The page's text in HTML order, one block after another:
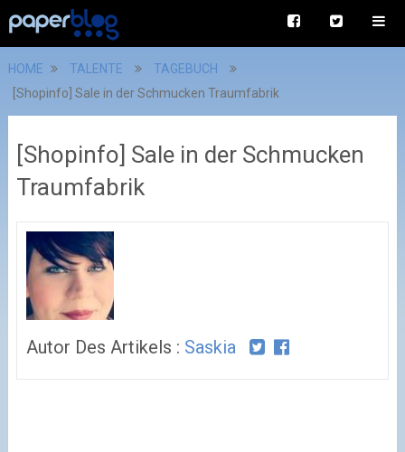
HOME TALENTE
TAGEBUCH
[Shopinfo] Sale in der Schmucken Traumfabrik
[Shopinfo] Sale in der Schmucken
Traumfabrik
Autor Des Artikels : Saskia